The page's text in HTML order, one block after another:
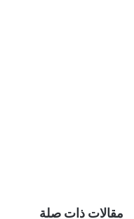
مقالات ذات صلة